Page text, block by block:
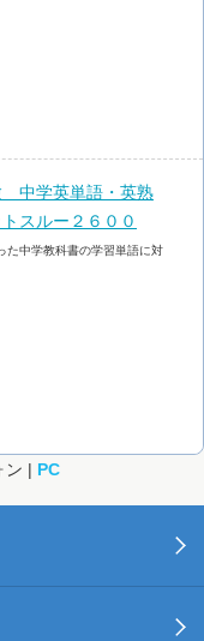
中学英単語・英熟
スルー２６００
た中学教科書の学習単語に対
ン | PC